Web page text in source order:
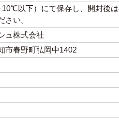
10℃以下）にて保存し、開封後
さい。
ュ株式会社
市春野町弘岡中1402